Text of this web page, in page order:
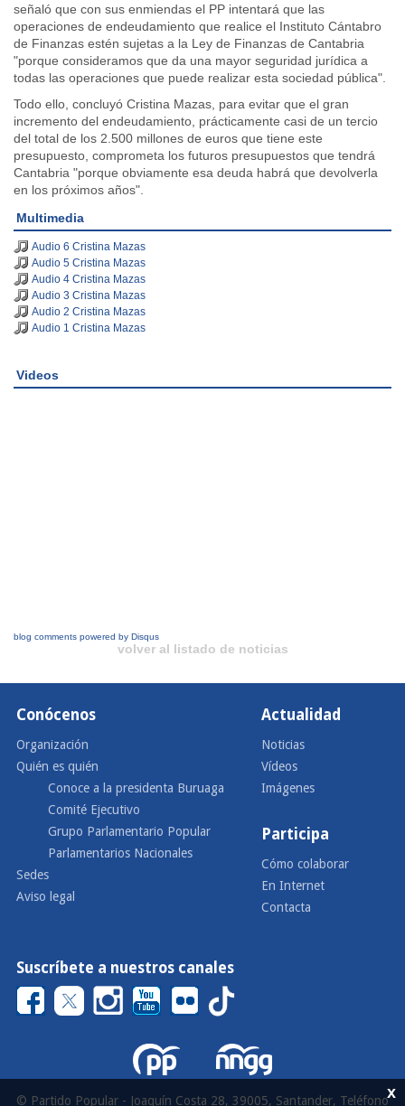
señaló que con sus enmiendas el PP intentará que las
operaciones de endeudamiento que realice el Instituto Cántabro
de Finanzas estén sujetas a la Ley de Finanzas de Cantabria
"porque consideramos que da una mayor seguridad jurídica a
todas las operaciones que puede realizar esta sociedad pública".
Todo ello, concluyó Cristina Mazas, para evitar que el gran
incremento del endeudamiento, prácticamente casi de un tercio
del total de los 2.500 millones de euros que tiene este
presupuesto, comprometa los futuros presupuestos que tendrá
Cantabria "porque obviamente esa deuda habrá que devolverla
en los próximos años".
Multimedia
Audio 6 Cristina Mazas
Audio 5 Cristina Mazas
Audio 4 Cristina Mazas
Audio 3 Cristina Mazas
Audio 2 Cristina Mazas
Audio 1 Cristina Mazas
Videos
blog comments powered by Disqus
volver al listado de noticias
Conócenos
Organización
Quién es quién
Conoce a la presidenta Buruaga
Comité Ejecutivo
Grupo Parlamentario Popular
Parlamentarios Nacionales
Sedes
Aviso legal
Actualidad
Noticias
Vídeos
Imágenes
Participa
Cómo colaborar
En Internet
Contacta
Suscríbete a nuestros canales
© Partido Popular - Joaquín Costa 28, 39005, Santander, Teléfonox